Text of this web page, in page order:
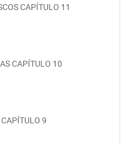
CAPÍTULO 11
CAPÍTULO 10
9